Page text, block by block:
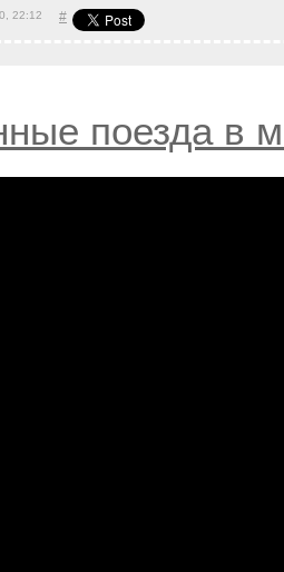
22:12 #
поезда в